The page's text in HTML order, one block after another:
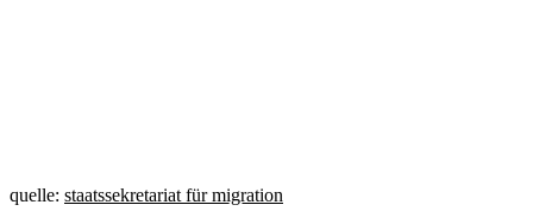
quelle: staatssekretariat für migration